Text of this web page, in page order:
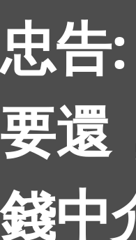
忠告
要還
錢中